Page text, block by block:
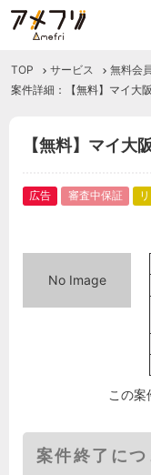
TOP サービス 無料会
案件詳細：【無料】マイ大
【無料】マイ
広告 審査中保証
No Image
この案
案件終了につ